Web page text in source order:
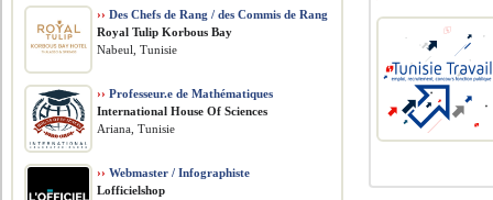
›› Des Chefs de Rang / des Commis de Rang
Royal Tulip Korbous Bay
Nabeul, Tunisie
›› Professeur.e de Mathématiques
International House Of Sciences
Ariana, Tunisie
›› Webmaster / Infographiste
Lofficielshop